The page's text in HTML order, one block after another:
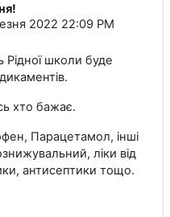
2022 22:09 PM
Рідної школи буде
хто бажає.
Парацетамол, інші
ліки від
антисептики тощо.